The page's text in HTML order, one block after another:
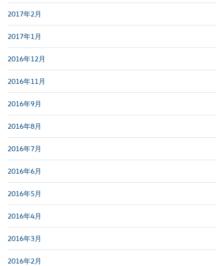
2017年2月
2017年1月
2016年12月
2016年11月
2016年9月
2016年8月
2016年7月
2016年6月
2016年5月
2016年4月
2016年3月
2016年2月